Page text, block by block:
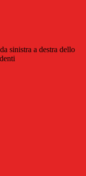
sinistra a destra dello